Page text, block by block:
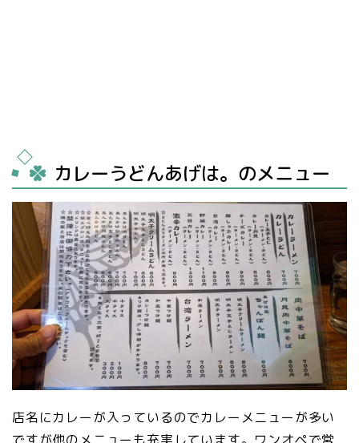
カレーうどんあげは。のメニュー
店名にカレーが入っているのでカレーメニューが多い